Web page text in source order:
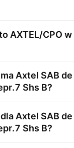
AXTEL/CPO w
Axtel SAB de
Shs B?
Axtel SAB de
Shs B?